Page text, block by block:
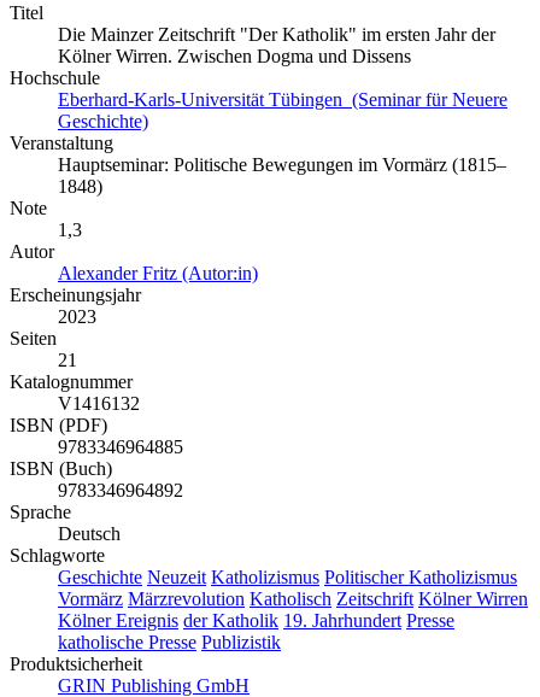
Titel
Die Mainzer Zeitschrift "Der Katholik" im ersten Jahr der
Kölner Wirren. Zwischen Dogma und Dissens
Hochschule
Eberhard-Karls-Universität Tübingen (Seminar für Neuere
Geschichte)
Veranstaltung
Hauptseminar: Politische Bewegungen im Vormärz (1815–
1848)
Note
1,3
Autor
Alexander Fritz (Autor:in)
Erscheinungsjahr
2023
Seiten
21
Katalognummer
V1416132
ISBN (PDF)
9783346964885
ISBN (Buch)
9783346964892
Sprache
Deutsch
Schlagworte
Geschichte Neuzeit Katholizismus Politischer Katholizismus
Vormärz Märzrevolution Katholisch Zeitschrift Kölner Wirren
Kölner Ereignis der Katholik 19. Jahrhundert Presse
katholische Presse Publizistik
Produktsicherheit
GRIN Publishing GmbH